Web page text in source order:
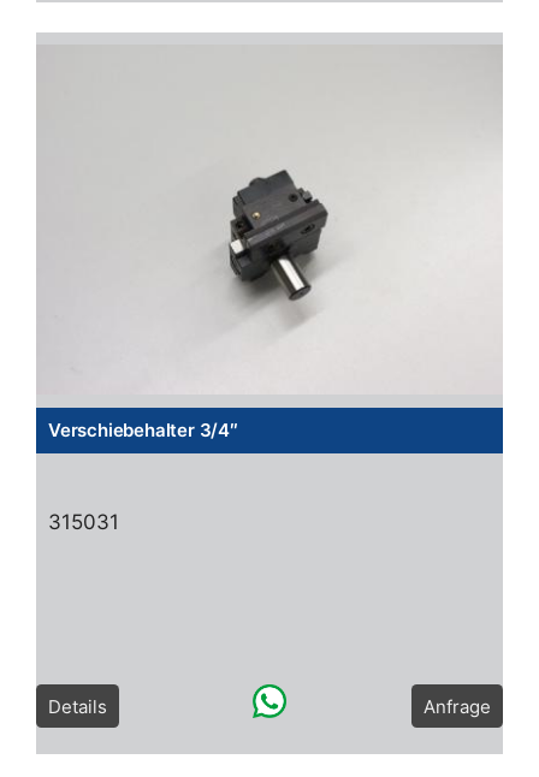
Verschiebehalter 3/4″
315031
Details Anfrage